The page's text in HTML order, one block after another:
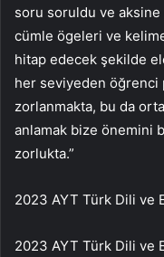
soru soruldu ve
cümle ögeleri ve
hitap edecek şekilde
her seviyeden öğrenci
zorlanmakta, bu da
anlamak bize önemini
zorlukta.”
2023 AYT Türk Dili ve
2023 AYT Türk Dili ve